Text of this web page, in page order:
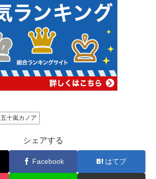
五十嵐カノア
シェアする
Facebook はてブ